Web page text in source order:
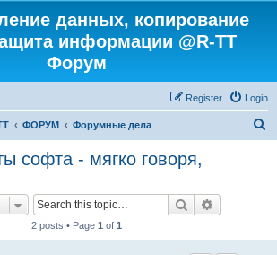
данных, копирование
информации @R-TT
Форум
Login
Register
ФОРУМ Форумные дела
софта - мягко говоря,
Search
2 posts • Page 1 of 1